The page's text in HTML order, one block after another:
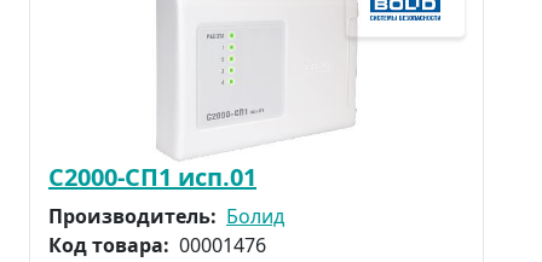
С2000-СП1 исп.01
Производитель: Болид
Код товара: 00001476